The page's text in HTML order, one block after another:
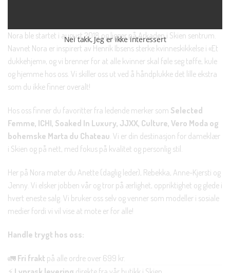
Nora ble startet i august 2018 og ligger på Arkaden i Skien sentrum.
Navnet Nora er inspirert av Henrik Ibsens sterke kvinneskikkelse i «Et
dukkehjem», og vi brenner for at alle kvinner skal føle seg tøffe, kule
og hjemme hos oss. Vi skiller oss ut ved å håndplukke det lille ekstra
som du ikke finner overalt!
Hos oss finner du favoritter fra ledende merker som Selected
Femme, ICHI, Soaked In Luxury, JJXX, Culture, Vero Moda og
bohemske Marta du Chateau. Vi er din destinasjon for dameklær
i Skien og på nett, med fokus på kvalitet og personlig stil.
Her på Nora møter du Anette (daglig leder), Rebekka, Anne-Kjersti og
Jenny. Vi elsker jobben vår og tror på ærlighet, oppriktighet og glede i
hvert eneste salg. Vi bruker oss selv og venner som modeller i sosiale
medier fordi vi vil vise at mote er for alle!
Handle trygt hos oss:
🚛 Fri frakt på alle ordre over 699 kr.
Nei takk, Jeg er ikke interessert